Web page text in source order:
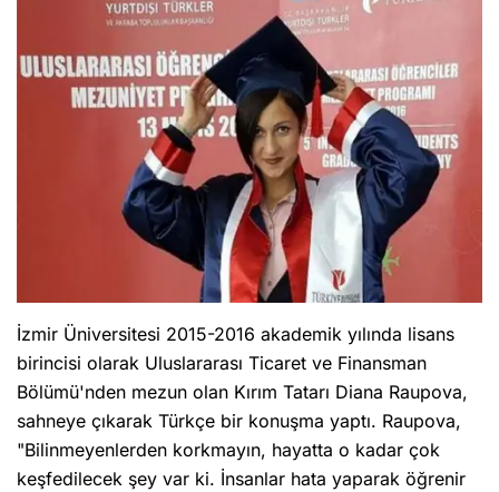
İzmir Üniversitesi 2015-2016 akademik yılında lisans
birincisi olarak Uluslararası Ticaret ve Finansman
Bölümü'nden mezun olan Kırım Tatarı Diana Raupova,
sahneye çıkarak Türkçe bir konuşma yaptı. Raupova,
"Bilinmeyenlerden korkmayın, hayatta o kadar çok
keşfedilecek şey var ki. İnsanlar hata yaparak öğrenir